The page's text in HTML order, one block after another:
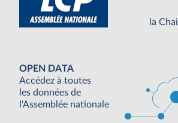
la
OPEN DATA
Accédez à toutes
les données de
l'Assemblée nationale